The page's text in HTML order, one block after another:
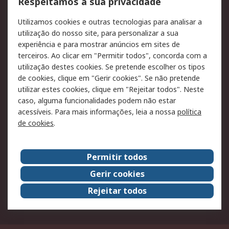
Pagamento e
faturação
Legal
Aviso legal
Política de cookies
Política de privacidade
- Atualizada
Segurança de emails
Condições de venda
Sobre a RS
A RS no mundo
RS Group
Sobre a RS
Trabalhar na RS
ESG
Utilizamos cookies e outras tecnologias para analisar a
utilização do nosso site, para personalizar a sua
experiência e para mostrar anúncios em sites de
terceiros. Ao clicar em "Permitir todos", concorda com a
utilização destes cookies. Se pretende escolher os tipos
de cookies, clique em "Gerir cookies". Se não pretende
utilizar estes cookies, clique em "Rejeitar todos". Neste
caso, alguma funcionalidades podem não estar
acessíveis. Para mais informações, leia a nossa política
de cookies.
Permitir todos
Gerir cookies
Rejeitar todos